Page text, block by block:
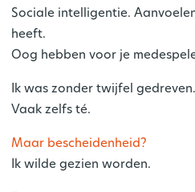
Sociale intelligentie.
heeft.
Oog hebben voor je
Ik was zonder twijfel gedreven.
Vaak zelfs té.
Maar bescheidenheid?
Ik wilde gezien worden.